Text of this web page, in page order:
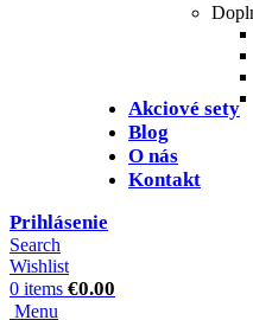
Akciové sety
Blog
O nás
Kontakt
Prihlásenie
Search
Wishlist
0 items €0.00
Menu